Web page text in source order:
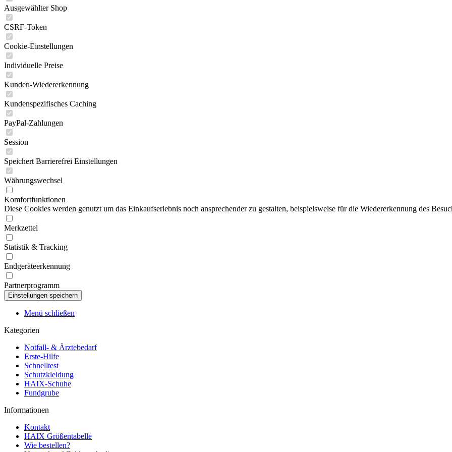
Ausgewählter Shop
CSRF-Token
Cookie-Einstellungen
Individuelle Preise
Kunden-Wiedererkennung
Kundenspezifisches Caching
PayPal-Zahlungen
Session
Speichert Barrierefrei Einstellungen
Währungswechsel
Komfortfunktionen
Diese Cookies werden genutzt um das Einkaufserlebnis noch ansprechender zu gestalten, beispielsweise für die Wiedererkennung des
Merkzettel
Statistik & Tracking
Endgeräteerkennung
Partnerprogramm
Menü schließen
Kategorien
Notfall- & Ärztebedarf
Erste-Hilfe
Schnelltest
Schutzkleidung
HAIX-Schuhe
Fundgrube
Informationen
Kontakt
HAIX Größentabelle
Wie bestellen?